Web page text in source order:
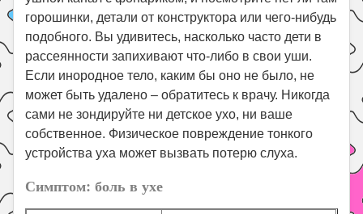
горошинки, детали от конструктора или чего-нибудь
подобного. Вы удивитесь, насколько часто дети в
рассеянности запихивают что-либо в свои уши.
Если инородное тело, каким бы оно не было, не
может быть удалено – обратитесь к врачу. Никогда
сами не зондируйте ни детское ухо, ни ваше
собственное. Физическое повреждение тонкого
устройства уха может вызвать потерю слуха.
Симптом: боль в ухе